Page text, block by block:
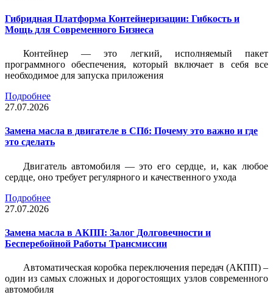
Гибридная Платформа Контейнеризации: Гибкость и
Мощь для Современного Бизнеса
Контейнер — это легкий, исполняемый пакет
программного обеспечения, который включает в себя все
необходимое для запуска приложения
Подробнее
27.07.2026
Замена масла в двигателе в СПб: Почему это важно и где
это сделать
Двигатель автомобиля — это его сердце, и, как любое
сердце, оно требует регулярного и качественного ухода
Подробнее
27.07.2026
Замена масла в АКПП: Залог Долговечности и
Бесперебойной Работы Трансмиссии
Автоматическая коробка переключения передач (АКПП) –
один из самых сложных и дорогостоящих узлов современного
автомобиля